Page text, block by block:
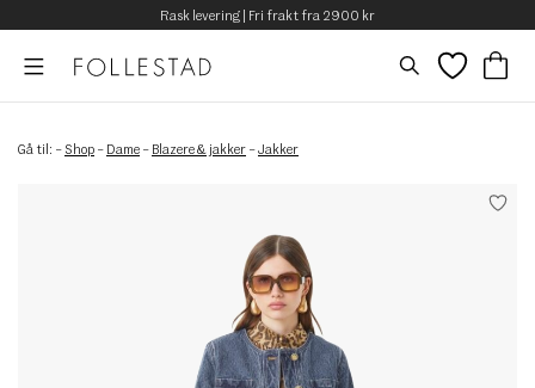
Rask levering | Fri frakt fra 2900 kr
Gå til: – Shop – Dame – Blazere & jakker –Jakker